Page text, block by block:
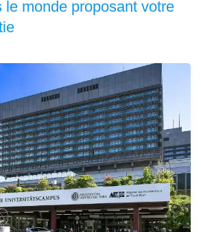
le monde proposant votre